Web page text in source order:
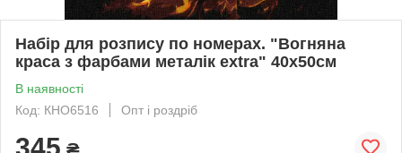
Набір для розпису по номерах. "Вогняна
краса з фарбами металік extra" 40х50см
В наявності
Код: КНО6516
Опт і роздріб
345